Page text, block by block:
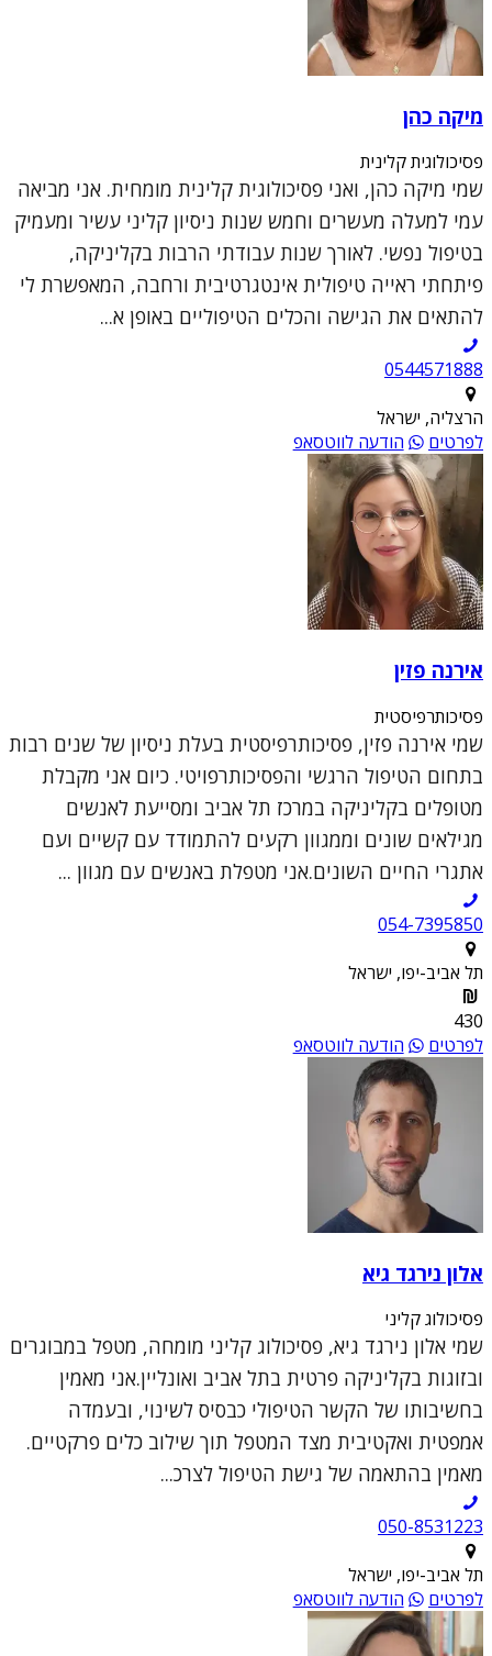
מיקה כהן
פסיכולוגית קלינית
שמי מיקה כהן, ואני פסיכולוגית קלינית מומחית. אני מביאה
עמי למעלה מעשרים וחמש שנות ניסיון קליני עשיר ומעמיק
בטיפול נפשי. לאורך שנות עבודתי הרבות בקליניקה,
פיתחתי ראייה טיפולית אינטגרטיבית ורחבה, המאפשרת לי
להתאים את הגישה והכלים הטיפוליים באופן א...
0544571888
הרצליה, ישראל
לפרטים
הודעה לווטסאפ
אירנה פזין
פסיכותרפיסטית
שמי אירנה פזין, פסיכותרפיסטית בעלת ניסיון של שנים רבות
בתחום הטיפול הרגשי והפסיכותרפויטי. כיום אני מקבלת
מטופלים בקליניקה במרכז תל אביב ומסייעת לאנשים
מגילאים שונים וממגוון רקעים להתמודד עם קשיים ועם
אתגרי החיים השונים.אני מטפלת באנשים עם מגוון ...
054-7395850
תל אביב-יפו, ישראל
430
לפרטים
הודעה לווטסאפ
אלון נירגד גיא
פסיכולוג קליני
שמי אלון נירגד גיא, פסיכולוג קליני מומחה, מטפל במבוגרים
ובזוגות בקליניקה פרטית בתל אביב ואונליין.אני מאמין
בחשיבותו של הקשר הטיפולי כבסיס לשינוי, ובעמדה
אמפטית ואקטיבית מצד המטפל תוך שילוב כלים פרקטיים.
מאמין בהתאמה של גישת הטיפול לצרכ...
050-8531223
תל אביב-יפו, ישראל
לפרטים
הודעה לווטסאפ